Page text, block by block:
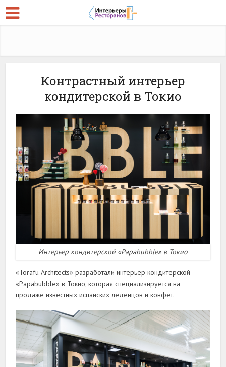
Контрастный интерьер
кондитерской в Токио
Интерьер кондитерской «Papabubble» в Токио
«Torafu Architects» разработали интерьер кондитерской
«Papabubble» в Токио, которая специализируется на
продаже известных испанских леденцов и конфет.